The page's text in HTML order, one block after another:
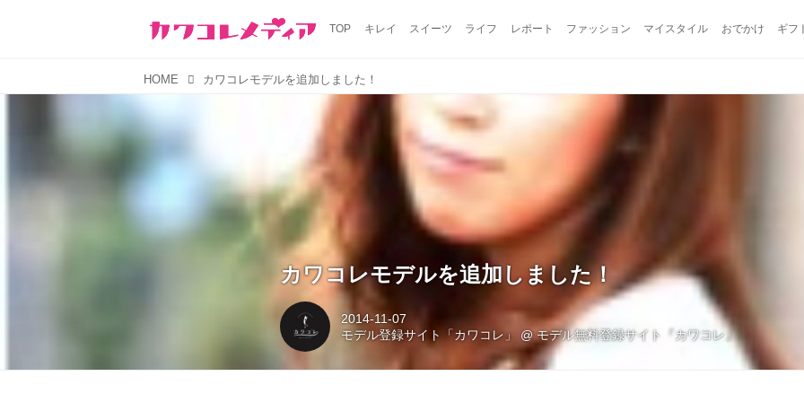
TOP キレイ スイーツ ライフ レポート ファッション マイスタイル おでかけ ギフ
HOME カワコレモデルを追加しました！
カワコレモデルを追加しました！
2014-11-07
モデル登録サイト「カワコレ」 @モデル無料登録サイト『カワコレ』